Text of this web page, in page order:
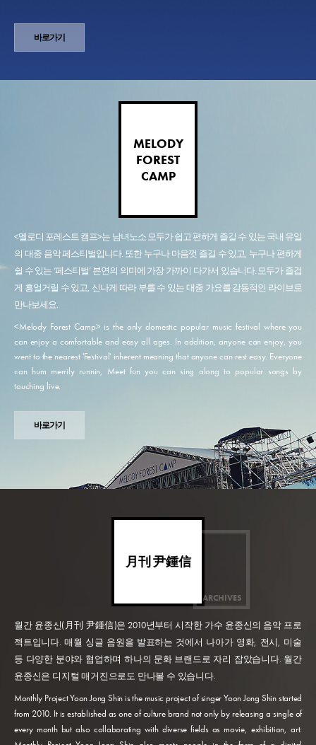
바로가기
MELODY
FOREST
CAMP
<멜로디 포레스트 캠프>는 남녀노소 모두가 쉽고 편하게 즐길 수 있는 국내 유일
의 대중 음악 페스티벌입니다. 또한 누구나 마음껏 즐길 수 있고, 누구나 편하게
쉴 수 있는 ‘페스티벌’ 본연의 의미에 가장 가까이 다가서 있습니다. 모두가 즐겁
게 흥얼거릴 수 있고, 신나게 따라 부를 수 있는 대중 가요를 감동적인 라이브로
만나보세요.
<Melody Forest Camp> is the only domestic popular music festival where you
can enjoy a comfortable and easy all ages. In addition, anyone can enjoy, you
went to the nearest 'Festival' inherent meaning that anyone can rest easy. Everyone
can hum merrily runnin, Meet fun you can sing along to popular songs by
touching live.
바로가기
月刊 尹鍾信
월간 윤종신(月刊 尹鍾信)은 2010년부터 시작한 가수 윤종신의 음악 프로
젝트입니다. 매월 싱글 음원을 발표하는 것에서 나아가 영화, 전시, 미술
등 다양한 분야와 협업하며 하나의 문화 브랜드로 자리 잡았습니다. 월간
윤종신은 디지털 매거진으로도 만나볼 수 있습니다.
Monthly Project Yoon Jong Shin is the music project of singer Yoon Jong Shin started
from 2010. It is established as one of culture brand not only by releasing a single of
every month but also collaborating with diverse fields as movie, exhibition, art.
ARCHIVES